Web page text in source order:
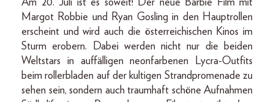
Am 20. Juli ist es soweit! Der neue Barbie Film mit
Margot Robbie und Ryan Gosling in den Hauptrollen
erscheint und wird auch die österreichischen Kinos im
Sturm erobern. Dabei werden nicht nur die beiden
Weltstars in auffälligen neonfarbenen Lycra-Outfits
beim rollerbladen auf der kultigen Strandpromenade zu
sehen sein, sondern auch traumhaft schöne Aufnahmen